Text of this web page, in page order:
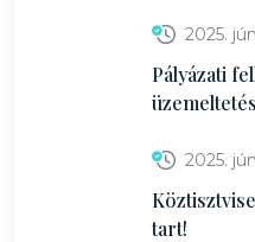
2025.
Pályázati
2025.
tart!